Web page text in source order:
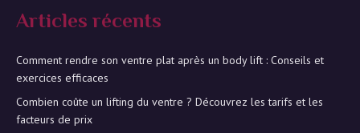
Articles récents
Comment rendre son ventre plat après un body lift : Conseils et
exercices efficaces
Combien coûte un lifting du ventre ? Découvrez les tarifs et les
facteurs de prix